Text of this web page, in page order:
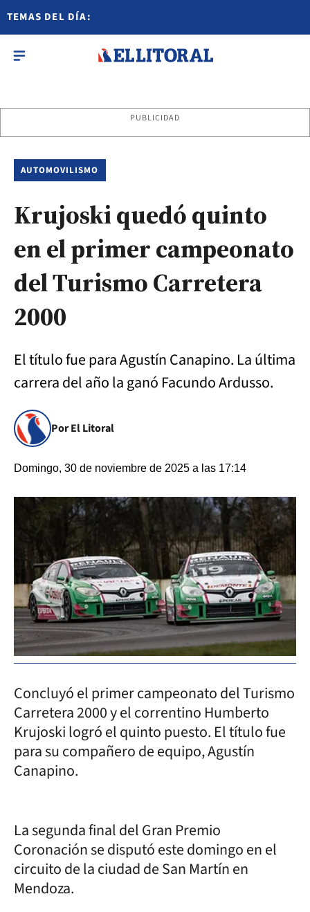
TEMAS DEL DÍA:
PUBLICIDAD
AUTOMOVILISMO
Krujoski quedó quinto
en el primer campeonato
del Turismo Carretera
2000
El título fue para Agustín Canapino. La última
carrera del año la ganó Facundo Ardusso.
Por El Litoral
Domingo, 30 de noviembre de 2025 a las 17:14
Concluyó el primer campeonato del Turismo
Carretera 2000 y el correntino Humberto
Krujoski logró el quinto puesto. El título fue
para su compañero de equipo, Agustín
Canapino.
La segunda final del Gran Premio
Coronación se disputó este domingo en el
circuito de la ciudad de San Martín en
Mendoza.